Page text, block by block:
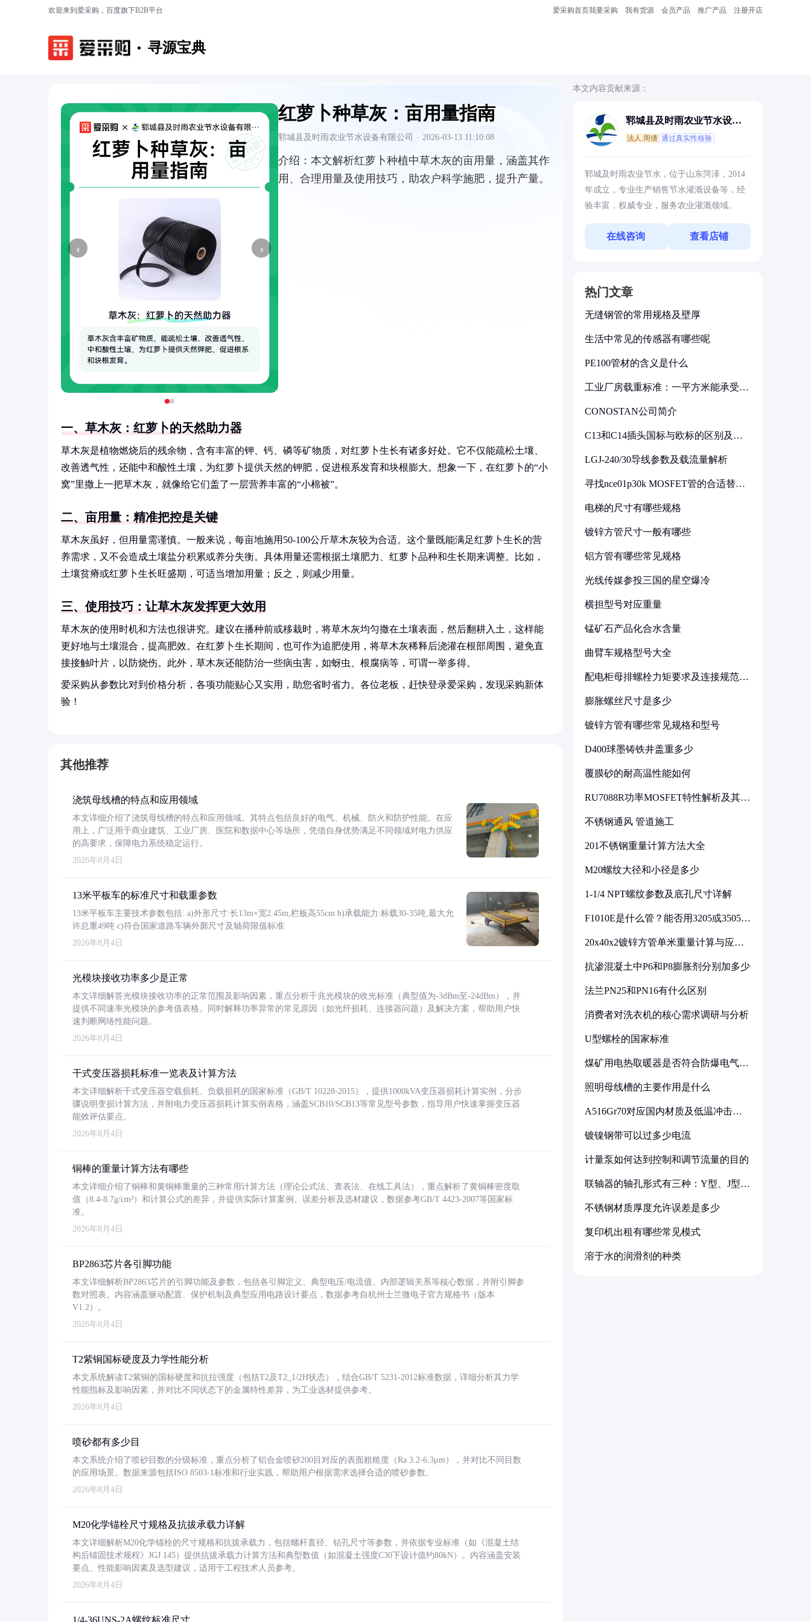
欢迎来到爱采购，百度旗下B2B平台 爱采购首页我要采购 我有货源 会员产品 推广产品 注册开店
寻源宝典
‹ ›
红萝卜种草灰：亩用量指南
郓城县及时雨农业节水设备有限公司 · 2026-03-13 11:10:08
介绍： 本文解析红萝卜种植中草木灰的亩用量，涵盖其作
用、合理用量及使用技巧，助农户科学施肥，提升产量。
一、草木灰：红萝卜的天然助力器
草木灰是植物燃烧后的残余物，含有丰富的钾、钙、磷等矿物质，对红萝卜生长有诸多好处。它不仅能疏松土壤、
改善透气性，还能中和酸性土壤，为红萝卜提供天然的钾肥，促进根系发育和块根膨大。想象一下，在红萝卜的“小
窝”里撒上一把草木灰，就像给它们盖了一层营养丰富的“小棉被”。
二、亩用量：精准把控是关键
草木灰虽好，但用量需谨慎。一般来说，每亩地施用50-100公斤草木灰较为合适。这个量既能满足红萝卜生长的营
养需求，又不会造成土壤盐分积累或养分失衡。具体用量还需根据土壤肥力、红萝卜品种和生长期来调整。比如，
土壤贫瘠或红萝卜生长旺盛期，可适当增加用量；反之，则减少用量。
三、使用技巧：让草木灰发挥更大效用
草木灰的使用时机和方法也很讲究。建议在播种前或移栽时，将草木灰均匀撒在土壤表面，然后翻耕入土，这样能
更好地与土壤混合，提高肥效。在红萝卜生长期间，也可作为追肥使用，将草木灰稀释后浇灌在根部周围，避免直
接接触叶片，以防烧伤。此外，草木灰还能防治一些病虫害，如蚜虫、根腐病等，可谓一举多得。
爱采购从参数比对到价格分析，各项功能贴心又实用，助您省时省力。各位老板，赶快登录爱采购，发现采购新体
验！
其他推荐
浇筑母线槽的特点和应用领域
本文详细介绍了浇筑母线槽的特点和应用领域。其特点包括良好的电气、机械、防火和防护性能。在应
用上，广泛用于商业建筑、工业厂房、医院和数据中心等场所，凭借自身优势满足不同领域对电力供应
的高要求，保障电力系统稳定运行。
2026年8月4日
13米平板车的标准尺寸和载重参数
13米平板车主要技术参数包括: a)外形尺寸:长13m×宽2.45m,栏板高55cm b)承载能力:标载30-35吨,最大允
许总重49吨 c)符合国家道路车辆外廓尺寸及轴荷限值标准
2026年8月4日
光模块接收功率多少是正常
本文详细解答光模块接收功率的正常范围及影响因素，重点分析千兆光模块的收光标准（典型值为-3dBm至-24dBm），并
提供不同速率光模块的参考值表格。同时解释功率异常的常见原因（如光纤损耗、连接器问题）及解决方案，帮助用户快
速判断网络性能问题。
2026年8月4日
干式变压器损耗标准一览表及计算方法
本文详细解析干式变压器空载损耗、负载损耗的国家标准（GB/T 10228-2015），提供1000kVA变压器损耗计算实例，分步
骤说明变损计算方法，并附电力变压器损耗计算实例表格，涵盖SCB10/SCB13等常见型号参数，指导用户快速掌握变压器
能效评估要点。
2026年8月4日
铜棒的重量计算方法有哪些
本文详细介绍了铜棒和黄铜棒重量的三种常用计算方法（理论公式法、查表法、在线工具法），重点解析了黄铜棒密度取
值（8.4-8.7g/cm³）和计算公式的差异，并提供实际计算案例、误差分析及选材建议，数据参考GB/T 4423-2007等国家标
准。
2026年8月4日
BP2863芯片各引脚功能
本文详细解析BP2863芯片的引脚功能及参数，包括各引脚定义、典型电压/电流值、内部逻辑关系等核心数据，并附引脚参
数对照表。内容涵盖驱动配置、保护机制及典型应用电路设计要点，数据参考自杭州士兰微电子官方规格书（版本
V1.2）。
2026年8月4日
T2紫铜国标硬度及力学性能分析
本文系统解读T2紫铜的国标硬度和抗拉强度（包括T2及T2_1/2H状态），结合GB/T 5231-2012标准数据，详细分析其力学
性能指标及影响因素，并对比不同状态下的金属特性差异，为工业选材提供参考。
2026年8月4日
喷砂都有多少目
本文系统介绍了喷砂目数的分级标准，重点分析了铝合金喷砂200目对应的表面粗糙度（Ra 3.2-6.3μm），并对比不同目数
的应用场景。数据来源包括ISO 8503-1标准和行业实践，帮助用户根据需求选择合适的喷砂参数。
2026年8月4日
M20化学锚栓尺寸规格及抗拔承载力详解
本文详细解析M20化学锚栓的尺寸规格和抗拔承载力，包括螺杆直径、钻孔尺寸等参数，并依据专业标准（如《混凝土结
构后锚固技术规程》JGJ 145）提供抗拔承载力计算方法和典型数值（如混凝土强度C30下设计值约80kN）。内容涵盖安装
要点、性能影响因素及选型建议，适用于工程技术人员参考。
2026年8月4日
1/4-36UNS-2A螺纹标准尺寸
本文内容贡献来源：
郓城县及时雨农业节水设备
法人:周倩 通过真实性核验
郓城及时雨农业节水，位于山东菏泽，2014
年成立，专业生产销售节水灌溉设备等，经
验丰富，权威专业，服务农业灌溉领域。
在线咨询 查看店铺
热门文章
无缝钢管的常用规格及壁厚
生活中常见的传感器有哪些呢
PE100管材的含义是什么
工业厂房载重标准：一平方米能承受多
CONOSTAN公司简介
C13和C14插头国标与欧标的区别及其
LGJ-240/30导线参数及载流量解析
寻找nce01p30k MOSFET管的合适替代
电梯的尺寸有哪些规格
镀锌方管尺寸一般有哪些
铝方管有哪些常见规格
光线传媒参投三国的星空爆冷
横担型号对应重量
锰矿石产品化合水含量
曲臂车规格型号大全
配电柜母排螺栓力矩要求及连接规范详
膨胀螺丝尺寸是多少
镀锌方管有哪些常见规格和型号
D400球墨铸铁井盖重多少
覆膜砂的耐高温性能如何
RU7088R功率MOSFET特性解析及其在
不锈钢通风 管道施工
201不锈钢重量计算方法大全
M20螺纹大径和小径是多少
1-1/4 NPT螺纹参数及底孔尺寸详解
F1010E是什么管？能否用3205或3505代
20x40x2镀锌方管单米重量计算与应用
抗渗混凝土中P6和P8膨胀剂分别加多少
法兰PN25和PN16有什么区别
消费者对洗衣机的核心需求调研与分析
U型螺栓的国家标准
煤矿用电热取暖器是否符合防爆电气设
照明母线槽的主要作用是什么
A516Gr70对应国内材质及低温冲击要
镀镍钢带可以过多少电流
计量泵如何达到控制和调节流量的目的
联轴器的轴孔形式有三种：Y型、J型、
不锈钢材质厚度允许误差是多少
复印机出租有哪些常见模式
溶于水的润滑剂的种类